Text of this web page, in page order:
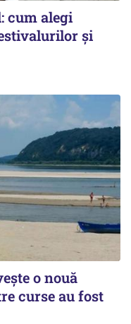
cum alegi
și
o nouă
curse au fost